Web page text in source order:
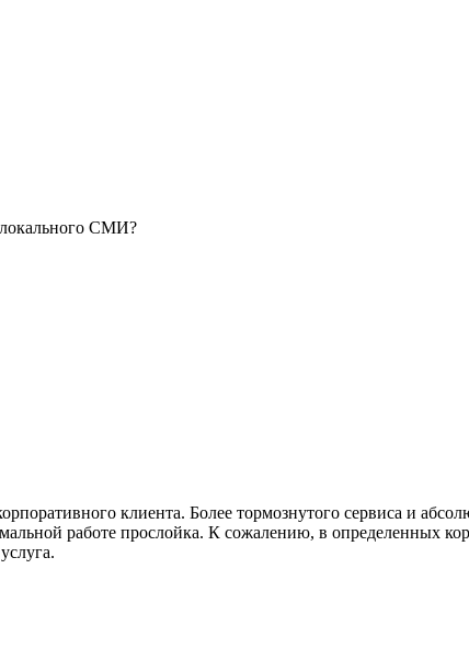
локального СМИ?
клиента. Более тормознутого сервиса и
работе прослойка. К сожалению, в определенных